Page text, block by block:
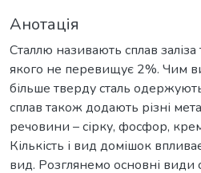
Анотація
Сталлю називають сплав заліза
якого не перевищує 2%. Чим
більше тверду сталь
сплав також додають різні
речовини – сірку, фосфор,
Кількість і вид домішок
вид. Розглянемо основні види